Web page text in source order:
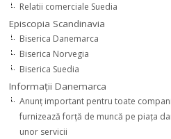
Relatii comerciale Suedia
Episcopia Scandinavia
Biserica Danemarca
Biserica Norvegia
Biserica Suedia
Informaţii Danemarca
Anunţ important pentru toate
furnizează forţă de muncă pe piaţa
unor servicii